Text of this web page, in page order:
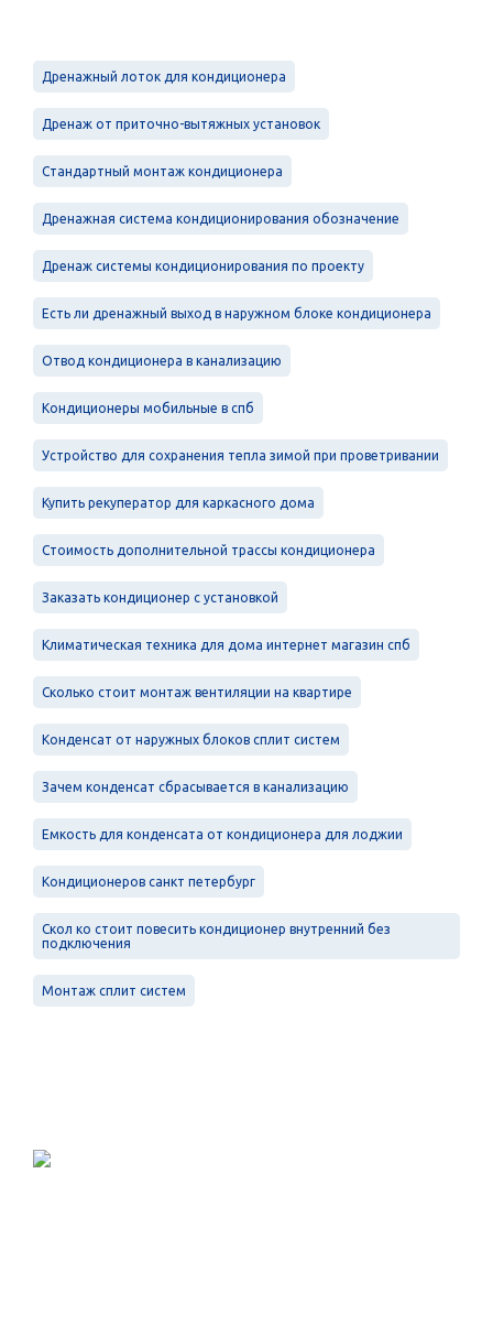
Дренажный лоток для кондиционера
Дренаж от приточно-вытяжных установок
Стандартный монтаж кондиционера
Дренажная система кондиционирования обозначение
Дренаж системы кондиционирования по проекту
Есть ли дренажный выход в наружном блоке кондиционера
Отвод кондиционера в канализацию
Кондиционеры мобильные в спб
Устройство для сохранения тепла зимой при проветривании
Купить рекуператор для каркасного дома
Стоимость дополнительной трассы кондиционера
Заказать кондиционер с установкой
Климатическая техника для дома интернет магазин спб
Сколько стоит монтаж вентиляции на квартире
Конденсат от наружных блоков сплит систем
Зачем конденсат сбрасывается в канализацию
Емкость для конденсата от кондиционера для лоджии
Кондиционеров санкт петербург
Скол ко стоит повесить кондиционер внутренний без
подключения
Монтаж сплит систем